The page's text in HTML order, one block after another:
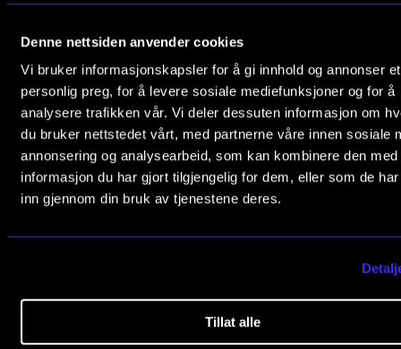
Denne nettsiden anvender cookies
Vi bruker informasjonskapsler for å gi innhold og annonser et
personlig preg, for å levere sosiale mediefunksjoner og for å
analysere trafikken vår. Vi deler dessuten informasjon om
du bruker nettstedet vårt, med partnerne våre innen sosiale
annonsering og analysearbeid, som kan kombinere den med
informasjon du har gjort tilgjengelig for dem, eller som de
inn gjennom din bruk av tjenestene deres.
Tillat alle
INTERNATIONAL
Collaboration
Networks
International Activities
IN.TUNE
Contact Us
0369 Oslo, Norway
+47 23 36 70 00
post@nmh.no
USEFUL PAGES
Study Programmes and Courses